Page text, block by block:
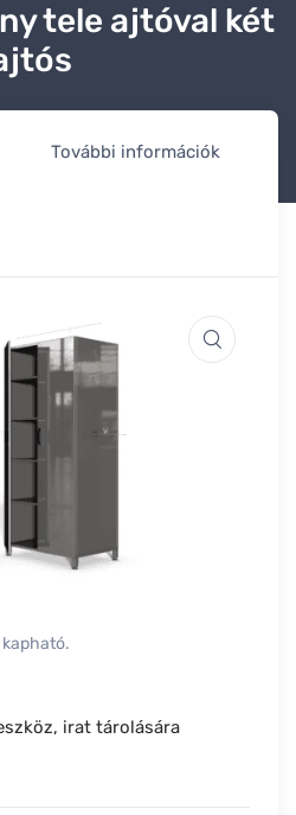
tele ajtóval két
További információk
kapható.
irat tárolására